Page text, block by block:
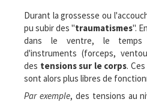
Durant la grossesse ou
pu subir des "traumatismes".
dans le ventre, le temps
d'instruments (forceps,
des tensions sur le corps.
sont alors plus libres de
Par exemple, des tensions au